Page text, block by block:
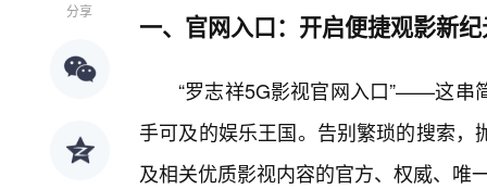
分享 一、官网入口：开启便捷观影新
“罗志祥5G影视官网入口”——这串
手可及的娱乐王国。告别繁琐的搜索
及相关优质影视内容的官方、权威、唯